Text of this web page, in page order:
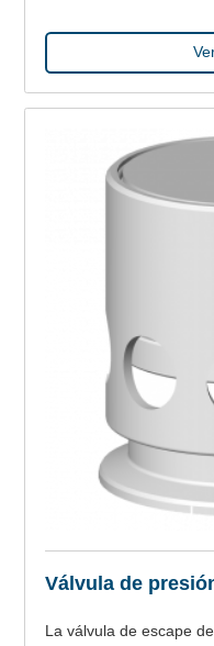
Válvula de
La válvula de escape